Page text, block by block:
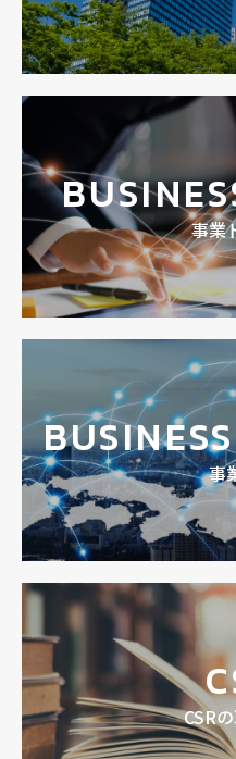
事業
事
CSR